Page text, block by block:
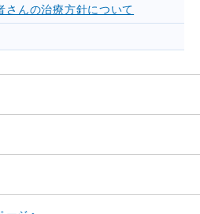
さんの治療方針について